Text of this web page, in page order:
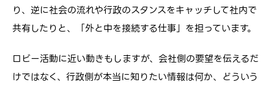
り、逆に社会の流れや行政のスタンスをキャッチして社内で
共有したりと、「外と中を接続する仕事」を担っています。
ロビー活動に近い動きもしますが、会社側の要望を伝えるだ
けではなく、行政側が本当に知りたい情報は何か、どういう